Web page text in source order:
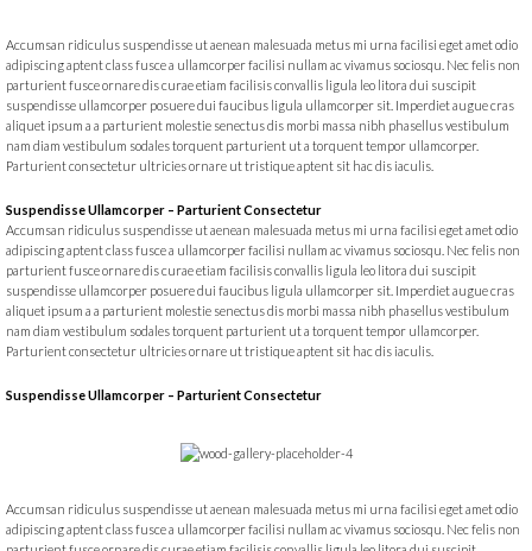
Accumsan ridiculus suspendisse ut aenean malesuada metus mi urna facilisi eget amet odio
adipiscing aptent class fusce a ullamcorper facilisi nullam ac vivamus sociosqu. Nec felis non
parturient fusce ornare dis curae etiam facilisis convallis ligula leo litora dui suscipit
suspendisse ullamcorper posuere dui faucibus ligula ullamcorper sit. Imperdiet augue cras
aliquet ipsum a a parturient molestie senectus dis morbi massa nibh phasellus vestibulum
nam diam vestibulum sodales torquent parturient ut a torquent tempor ullamcorper.
Parturient consectetur ultricies ornare ut tristique aptent sit hac dis iaculis.
Suspendisse Ullamcorper – Parturient Consectetur
Accumsan ridiculus suspendisse ut aenean malesuada metus mi urna facilisi eget amet odio
adipiscing aptent class fusce a ullamcorper facilisi nullam ac vivamus sociosqu. Nec felis non
parturient fusce ornare dis curae etiam facilisis convallis ligula leo litora dui suscipit
suspendisse ullamcorper posuere dui faucibus ligula ullamcorper sit. Imperdiet augue cras
aliquet ipsum a a parturient molestie senectus dis morbi massa nibh phasellus vestibulum
nam diam vestibulum sodales torquent parturient ut a torquent tempor ullamcorper.
Parturient consectetur ultricies ornare ut tristique aptent sit hac dis iaculis.
Suspendisse Ullamcorper – Parturient Consectetur
Accumsan ridiculus suspendisse ut aenean malesuada metus mi urna facilisi eget amet odio
adipiscing aptent class fusce a ullamcorper facilisi nullam ac vivamus sociosqu. Nec felis non